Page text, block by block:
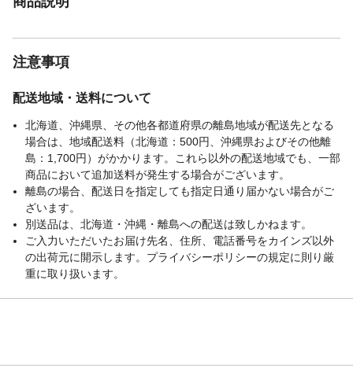
ブランド名
注意事項
配送地域・送料について
北海道、沖縄県、その他各都道府県の離島地域が配送先となる
場合は、地域配送料（北海道：500円、沖縄県およびその他離
島：1,700円）がかかります。これら以外の配送地域でも、一部
商品において追加送料が発生する場合がございます。
離島の場合、配送日を指定しても指定日通り届かない場合がご
ざいます。
別送品は、北海道・沖縄・離島への配送は致しかねます。
ご入力いただいたお届け先名、住所、電話番号をカインズ以外
の出荷元に開示します。プライバシーポリシーの規定に則り厳
重に取り扱います。